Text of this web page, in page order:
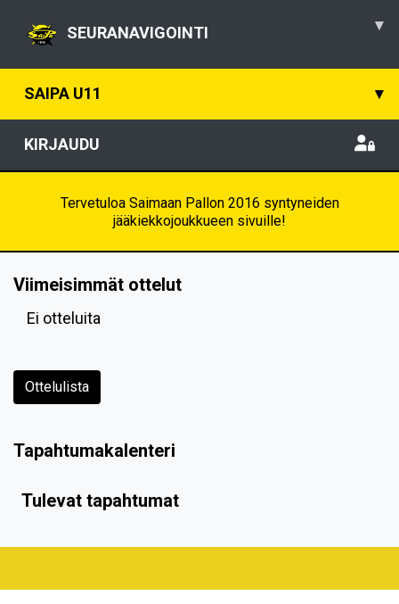
SEURANAVIGOINTI ▾
SAIPA U11 ▾
KIRJAUDU
Tervetuloa Saimaan Pallon 2016 syntyneiden
jääkiekkojoukkueen sivuille!
Viimeisimmät ottelut
Ei otteluita
Ottelulista
Tapahtumakalenteri
Tulevat tapahtumat